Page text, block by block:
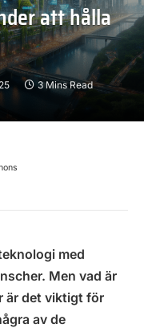
att hålla
3 Mins Read
med
Men vad är
är det viktigt för
av de